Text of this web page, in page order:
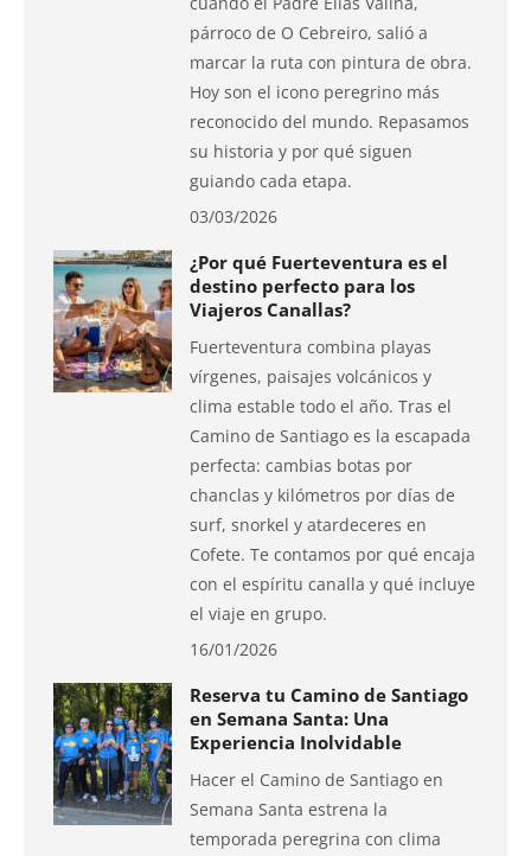
párroco de O Cebreiro, salió a
marcar la ruta con pintura de obra.
Hoy son el icono peregrino más
reconocido del mundo. Repasamos
su historia y por qué siguen
guiando cada etapa.
03/03/2026
¿Por qué Fuerteventura es el
destino perfecto para los
Viajeros Canallas?
Fuerteventura combina playas
vírgenes, paisajes volcánicos y
clima estable todo el año. Tras el
Camino de Santiago es la escapada
perfecta: cambias botas por
chanclas y kilómetros por días de
surf, snorkel y atardeceres en
Cofete. Te contamos por qué encaja
con el espíritu canalla y qué incluye
el viaje en grupo.
16/01/2026
Reserva tu Camino de Santiago
en Semana Santa: Una
Experiencia Inolvidable
Hacer el Camino de Santiago en
Semana Santa estrena la
temporada peregrina con clima